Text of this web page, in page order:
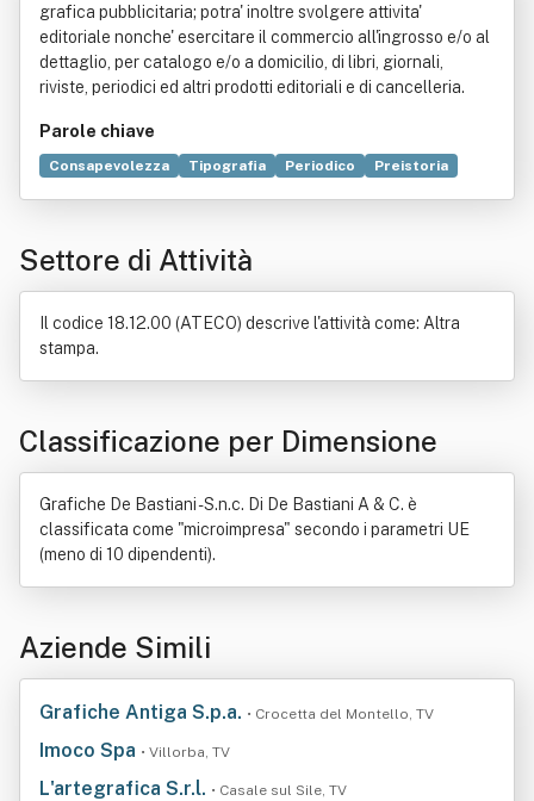
grafica pubblicitaria; potra' inoltre svolgere attivita'
editoriale nonche' esercitare il commercio all'ingrosso e/o al
dettaglio, per catalogo e/o a domicilio, di libri, giornali,
riviste, periodici ed altri prodotti editoriali e di cancelleria.
Parole chiave
Consapevolezza Tipografia Periodico
Preistoria
Embrione
Libro Catalogo
Settore di Attività
Il codice 18.12.00 (ATECO) descrive l'attività come: Altra
stampa.
Classificazione per Dimensione
Grafiche De Bastiani - S.n.c. Di De Bastiani A & C. è
classificata come "microimpresa" secondo i parametri UE
(meno di 10 dipendenti).
Aziende Simili
Grafiche Antiga S.p.a. • Crocetta del Montello, TV
Imoco Spa • Villorba, TV
L'artegrafica S.r.l. • Casale sul Sile, TV